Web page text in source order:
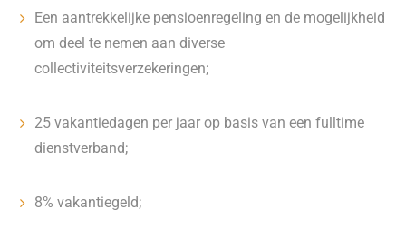
Een aantrekkelijke pensioenregeling en de mogelijkheid
om deel te nemen aan diverse
collectiviteitsverzekeringen;
25 vakantiedagen per jaar op basis van een fulltime
dienstverband;
8% vakantiegeld;